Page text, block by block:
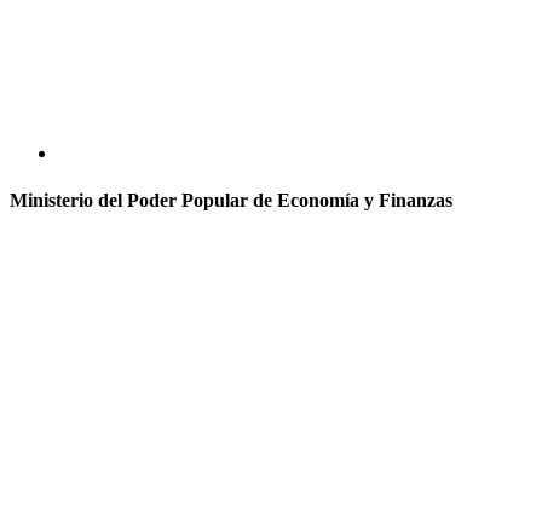
Ministerio del Poder Popular de Economía y Finanzas